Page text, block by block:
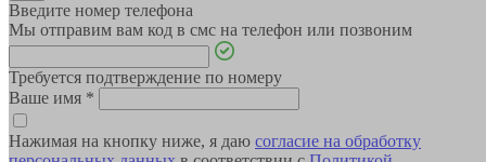
Введите номер телефона
Мы отправим вам код в смс на телефон или позвоним
Требуется подтверждение по номеру
Ваше имя *
Нажимая на кнопку ниже, я даю согласие на обработку